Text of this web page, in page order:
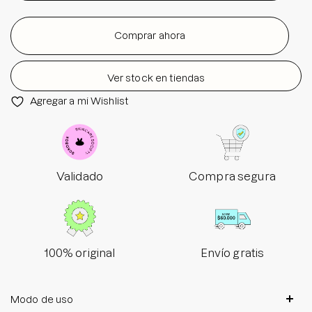
Comprar ahora
Ver stock en tiendas
Agregar a mi Wishlist
Validado Compra segura
100% original Envío gratis
Modo de uso